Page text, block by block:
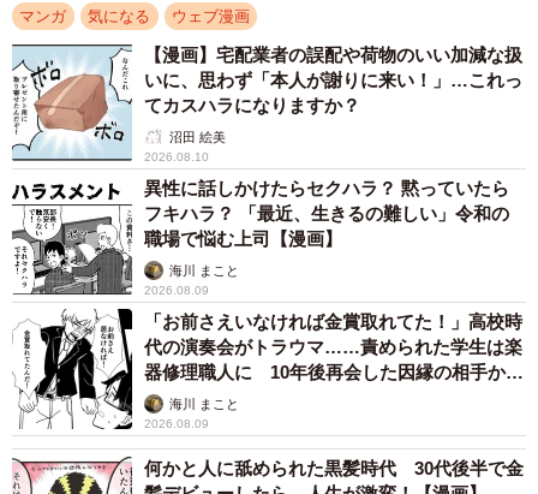
マンガ 気になる ウェブ漫画
【漫画】宅配業者の誤配や荷物のいい加減な扱
いに、思わず「本人が謝りに来い！」…これっ
てカスハラになりますか？
沼田 絵美
2026.08.10
異性に話しかけたらセクハラ？ 黙っていたら
フキハラ？ 「最近、生きるの難しい」令和の
職場で悩む上司【漫画】
海川 まこと
2026.08.09
「お前さえいなければ金賞取れてた！」高校時
代の演奏会がトラウマ……責められた学生は楽
器修理職人に 10年後再会した因縁の相手から
思わぬ申し出【漫画】
海川 まこと
2026.08.09
何かと人に舐められた黒髪時代 30代後半で金